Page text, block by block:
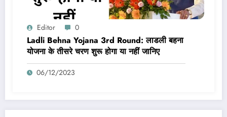
Editor 0
Ladli Behna Yojana 3rd Round: लाडली बहना
योजना के तीसरे चरण शुरू होगा या नहीं जानिए
06/12/2023